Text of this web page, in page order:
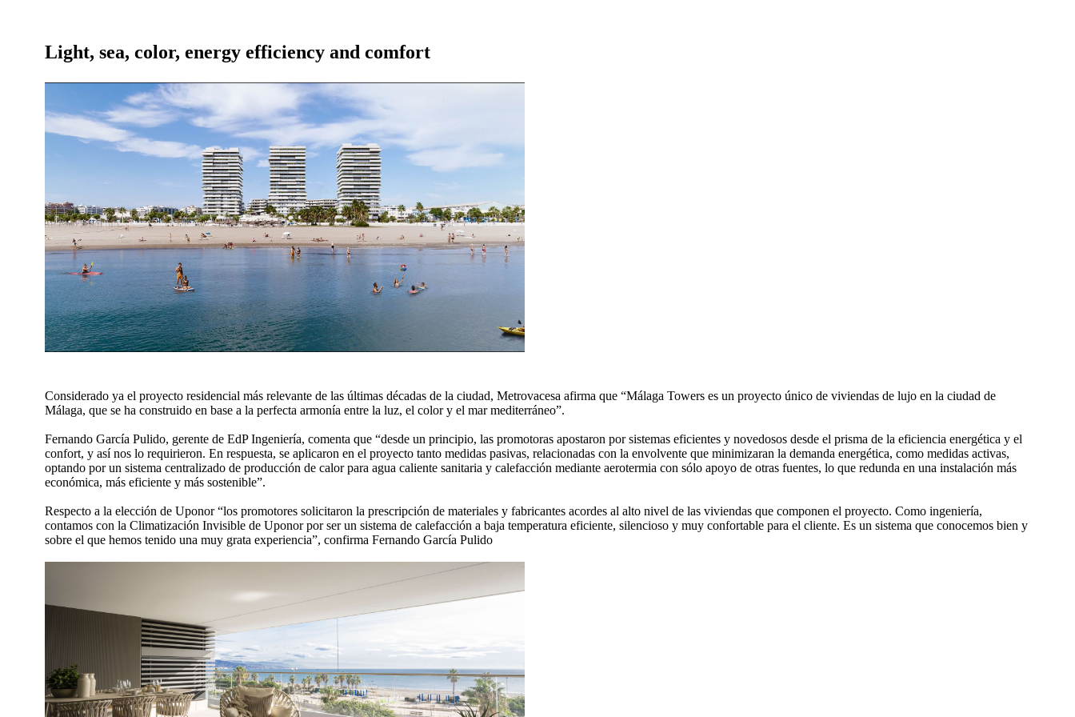
Light, sea, color, energy efficiency and comfort
Considerado ya el proyecto residencial más relevante de las últimas décadas de la ciudad, Metrovacesa afirma que “Málaga Towers es un proyecto único de viviendas de lujo en la ciudad de
Málaga, que se ha construido en base a la perfecta armonía entre la luz, el color y el mar mediterráneo”.
Fernando García Pulido, gerente de EdP Ingeniería, comenta que “desde un principio, las promotoras apostaron por sistemas eficientes y novedosos desde el prisma de la eficiencia energética y el
confort, y así nos lo requirieron. En respuesta, se aplicaron en el proyecto tanto medidas pasivas, relacionadas con la envolvente que minimizaran la demanda energética, como medidas activas,
optando por un sistema centralizado de producción de calor para agua caliente sanitaria y calefacción mediante aerotermia con sólo apoyo de otras fuentes, lo que redunda en una instalación más
económica, más eficiente y más sostenible”.
Respecto a la elección de Uponor “los promotores solicitaron la prescripción de materiales y fabricantes acordes al alto nivel de las viviendas que componen el proyecto. Como ingeniería,
contamos con la Climatización Invisible de Uponor por ser un sistema de calefacción a baja temperatura eficiente, silencioso y muy confortable para el cliente. Es un sistema que conocemos bien y
sobre el que hemos tenido una muy grata experiencia”, confirma Fernando García Pulido